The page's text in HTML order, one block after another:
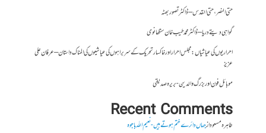
حتی النصر ، حتی القدس – ڈاکٹر تصور بھٹہ
گواہی دیتے دریا – ڈاکٹر محمد طیب خان سنگھانوی
احراریوں کی عیاشیاں : مجلس احرار اور خاکسار تحریک کے سربراہوں کی عیاشیوں کی المناک داستان – عرفان علی
عزیز
موبائل فون اور بزرگ والدین- بریرہ صدیقی
Recent Comments
طاہرہ مسعودازجہاں دائرے ختم ہوتے ہیں- نعیم اللہ باجوہ